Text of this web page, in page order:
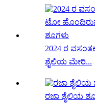
2024 ರ
ಶೈಲಿಯ ಮೇರಿ...
ರಜಾ ಶೈಲಿಯ